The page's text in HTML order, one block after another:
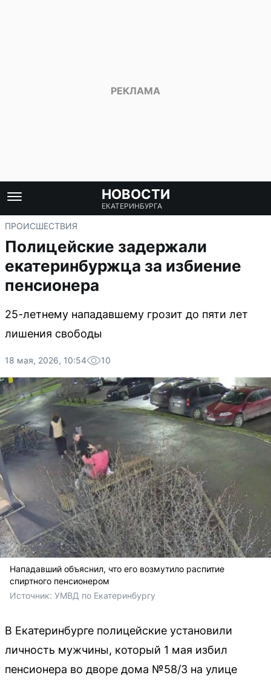
НОВОСТИ
ЕКАТЕРИНБУРГА
ПРОИСШЕСТВИЯ
Полицейские задержали
екатеринбуржца за избиение
пенсионера
25-летнему нападавшему грозит до пяти лет
лишения свободы
18 мая, 2026, 10:54 10
Нападавший объяснил, что его возмутило распитие
спиртного пенсионером
Источник: УМВД по Екатеринбургу
В Екатеринбурге полицейские установили
личность мужчины, который 1 мая избил
пенсионера во дворе дома №58/3 на улице